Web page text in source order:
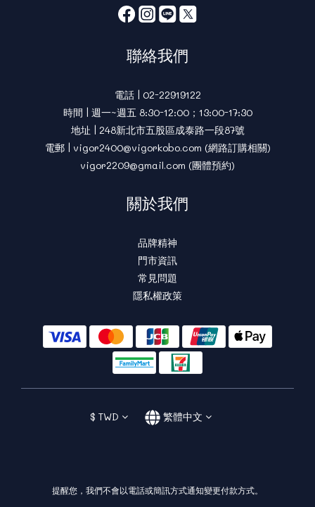
聯絡我們
電話 | 02-22919122
時間 | 週一~週五 8:30-12:00；13:00-17:30
地址 | 248新北市五股區成泰路一段87號
電郵 | vigor2400@vigorkobo.com (網路訂購相關)
vigor2209@gmail.com (團體預約)
關於我們
品牌精神
門市資訊
常見問題
隱私權政策
$ TWD 繁體中文
提醒您，我們不會以電話或簡訊方式通知變更付款方式。